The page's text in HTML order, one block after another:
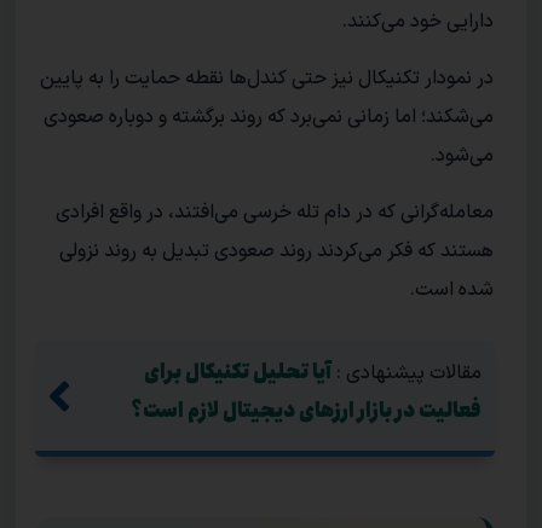
دارایی خود می‌کنند.
در نمودار تکنیکال نیز حتی کندل‌ها نقطه حمایت را به پایین
می‌شکند؛ اما زمانی نمی‌برد که روند برگشته و دوباره صعودی
می‌شود.
معامله‌گرانی که در دام تله خرسی می‌افتند، در واقع افرادی
هستند که فکر می‌کردند روند صعودی تبدیل به روند نزولی
شده است.
مقالات پیشنهادی : آیا تحلیل تکنیکال برای
فعالیت در بازار ارزهای دیجیتال لازم است؟